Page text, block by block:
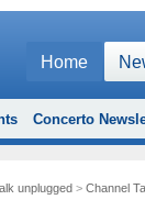
Home
Concerto
unplugged> Channel